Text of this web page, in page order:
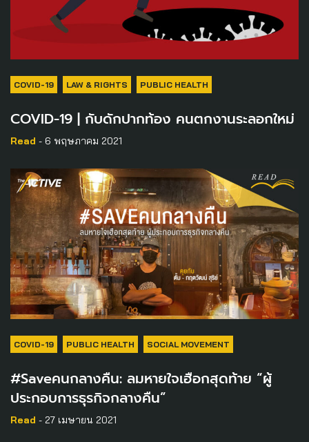
COVID-19 LAW & RIGHTS PUBLIC HEALTH
COVID-19 | กับดักปากท้อง คนตกงานระลอกใหม่
Read - 6 พฤษภาคม 2021
COVID-19 PUBLIC HEALTH SOCIAL MOVEMENT
#Saveคนกลางคืน: ลมหายใจเฮือกสุดท้าย “ผู้
ประกอบการธุรกิจกลางคืน”
Read - 27 เมษายน 2021